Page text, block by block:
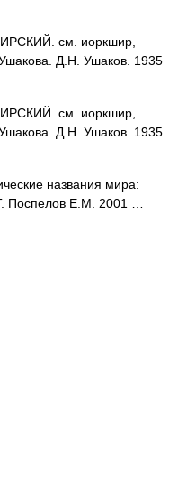
см. иоркшир,
Д.Н. Ушаков. 1935
см. иоркшир,
Д.Н. Ушаков. 1935
названия мира:
Поспелов Е.М. 2001 …